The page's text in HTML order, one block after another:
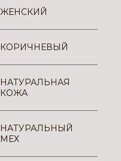
ЖЕНСКИЙ
КОРИЧНЕВЫЙ
НАТУРАЛЬНАЯ
КОЖА
НАТУРАЛЬНЫЙ
МЕХ